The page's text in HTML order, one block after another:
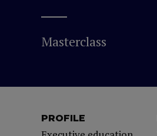
Masterclass
PROFILE